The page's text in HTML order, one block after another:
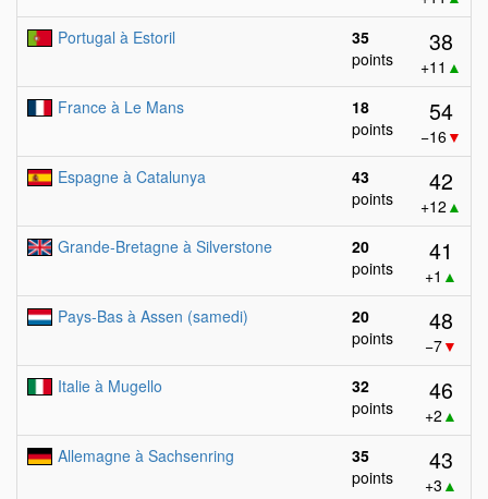
Portugal à Estoril
35
points
38
+11 ▲
France à Le Mans
18
points
54
−16▼
Espagne à Catalunya
43
points
42
+12 ▲
Grande-Bretagne à Silverstone
20
points
41
+1 ▲
Pays-Bas à Assen (samedi)
20
points
48
−7▼
Italie à Mugello
32
points
46
+2 ▲
Allemagne à Sachsenring
35
points
43
+3 ▲